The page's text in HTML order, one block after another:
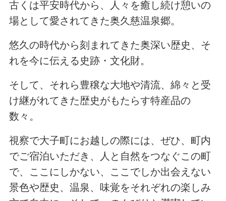
古くは平安時代から、人々を癒し続け憩いの
場として愛されてきた奥久慈温泉郷。
悠久の時代から刻まれてきた奥深い歴史、そ
れを今に伝える史跡・文化財。
そして、それら豊穣な大地や清流、綿々と受
け継がれてきた歴史がもたらす特産品の
数々。
視察で大子町にお越しの際には、ぜひ、町内
でご宿泊いただき、人と自然をつなぐこの町
で、ここにしかない、ここでしか出会えない
景色や歴史、温泉、味覚をそれぞれの楽しみ